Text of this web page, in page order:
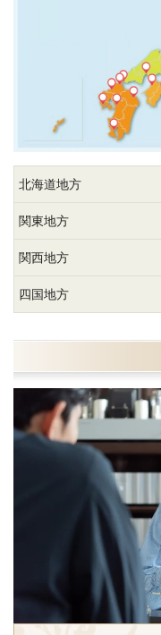
北海道地方
関東地方
関西地方
四国地方